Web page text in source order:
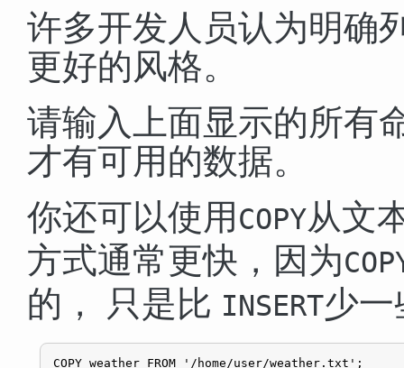
许多开发人员认为明确
更好的风格。
请输入上面显示的所有
才有可用的数据。
你还可以使用COPY从文
方式通常更快，因为
的， 只是比 INSERT少